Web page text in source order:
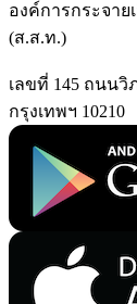
องค์การกระจา
(ส.ส.ท.)
เลขที่ 145 ถนนวิ
กรุงเทพฯ 10210